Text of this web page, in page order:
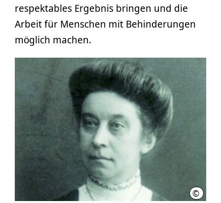
respektables Ergebnis bringen und die
Arbeit für Menschen mit Behinderungen
möglich machen.
© Anna